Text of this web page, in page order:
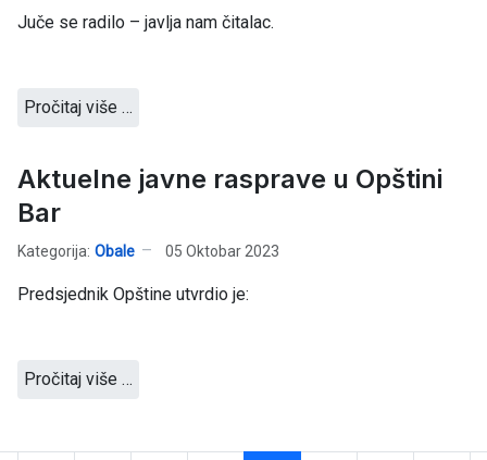
Juče se radilo – javlja nam čitalac.
Pročitaj više …
Aktuelne javne rasprave u Opštini
Bar
Kategorija: Obale 05 Oktobar 2023
Predsjednik Opštine utvrdio je:
Pročitaj više …